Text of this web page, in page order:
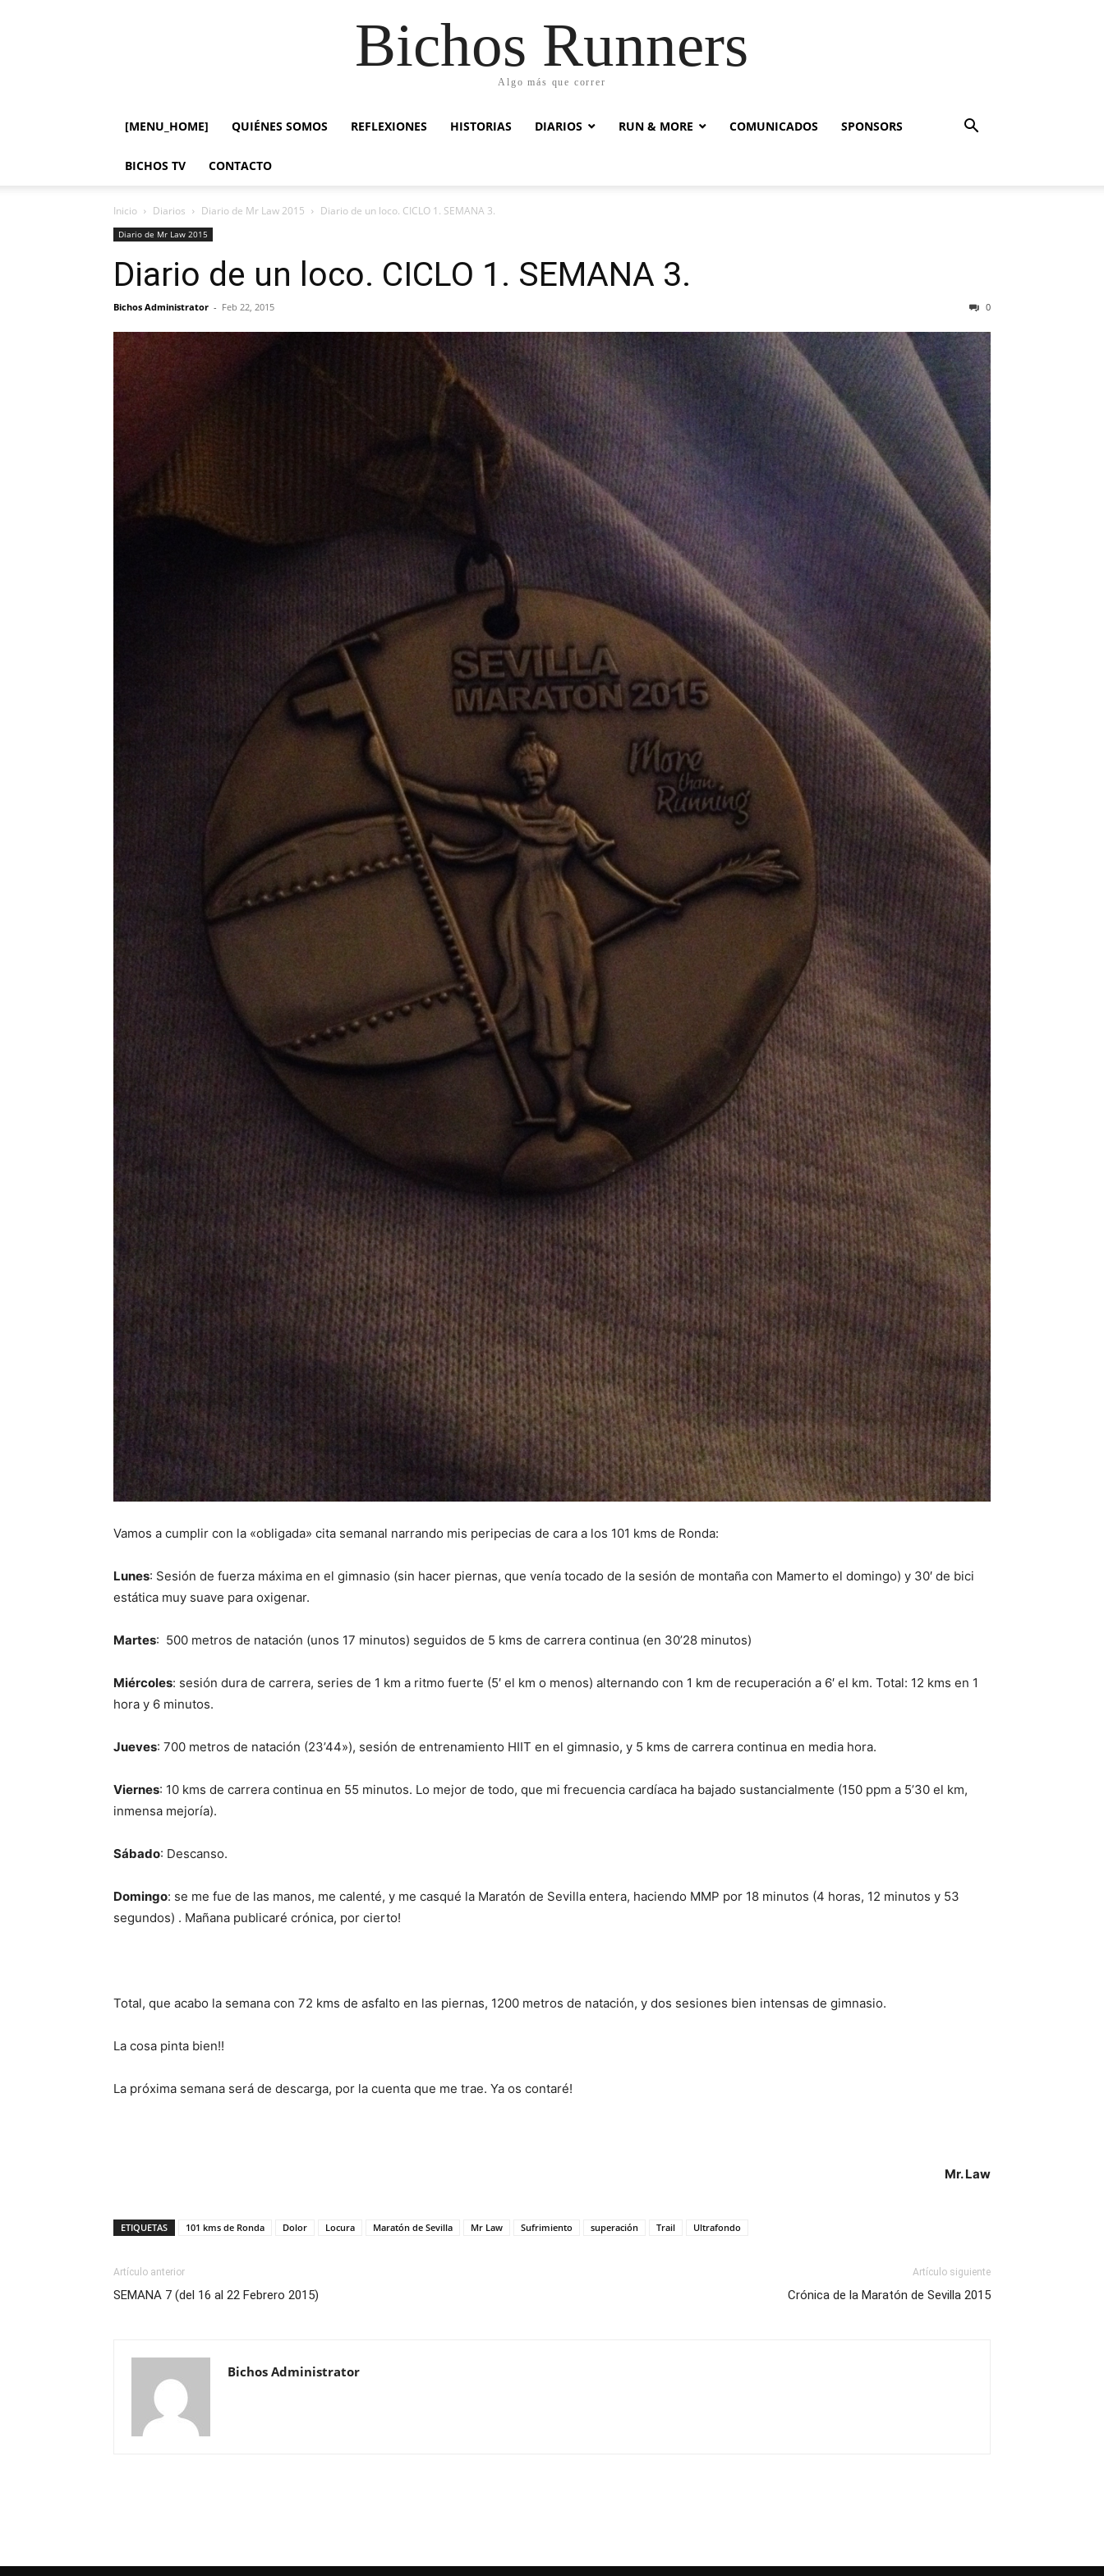
Bichos Runners
Algo más que correr
[MENU_HOME] QUIÉNES SOMOS REFLEXIONES HISTORIAS DIARIOS RUN & MORE COMUNICADOS SPONSORS
BICHOS TV CONTACTO
Inicio Diarios Diario de Mr Law 2015 Diario de un loco. CICLO 1. SEMANA 3.
Diario de Mr Law 2015
Diario de un loco. CICLO 1. SEMANA 3.
Bichos Administrator - Feb 22, 2015 0
Vamos a cumplir con la «obligada» cita semanal narrando mis peripecias de cara a los 101 kms de Ronda:
Lunes: Sesión de fuerza máxima en el gimnasio (sin hacer piernas, que venía tocado de la sesión de montaña con Mamerto el domingo) y 30′ de bici
estática muy suave para oxigenar.
Martes: 500 metros de natación (unos 17 minutos) seguidos de 5 kms de carrera continua (en 30’28 minutos)
Miércoles: sesión dura de carrera, series de 1 km a ritmo fuerte (5′ el km o menos) alternando con 1 km de recuperación a 6′ el km. Total: 12 kms en 1
hora y 6 minutos.
Jueves: 700 metros de natación (23’44»), sesión de entrenamiento HIIT en el gimnasio, y 5 kms de carrera continua en media hora.
Viernes: 10 kms de carrera continua en 55 minutos. Lo mejor de todo, que mi frecuencia cardíaca ha bajado sustancialmente (150 ppm a 5’30 el km,
inmensa mejoría).
Sábado: Descanso.
Domingo: se me fue de las manos, me calenté, y me casqué la Maratón de Sevilla entera, haciendo MMP por 18 minutos (4 horas, 12 minutos y 53
segundos) . Mañana publicaré crónica, por cierto!
Total, que acabo la semana con 72 kms de asfalto en las piernas, 1200 metros de natación, y dos sesiones bien intensas de gimnasio.
La cosa pinta bien!!
La próxima semana será de descarga, por la cuenta que me trae. Ya os contaré!
Mr. Law
ETIQUETAS 101 kms de Ronda Dolor Locura Maratón de Sevilla Mr Law Sufrimiento superación Trail Ultrafondo
Artículo anterior
SEMANA 7 (del 16 al 22 Febrero 2015)
Artículo siguiente
Crónica de la Maratón de Sevilla 2015
Bichos Administrator